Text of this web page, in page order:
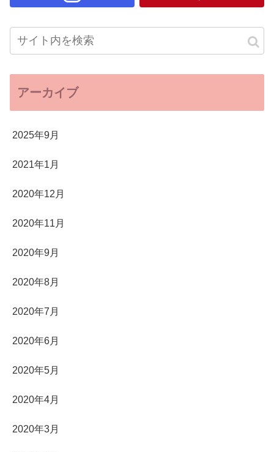
アーカイブ
2025年9月
2021年1月
2020年12月
2020年11月
2020年9月
2020年8月
2020年7月
2020年6月
2020年5月
2020年4月
2020年3月